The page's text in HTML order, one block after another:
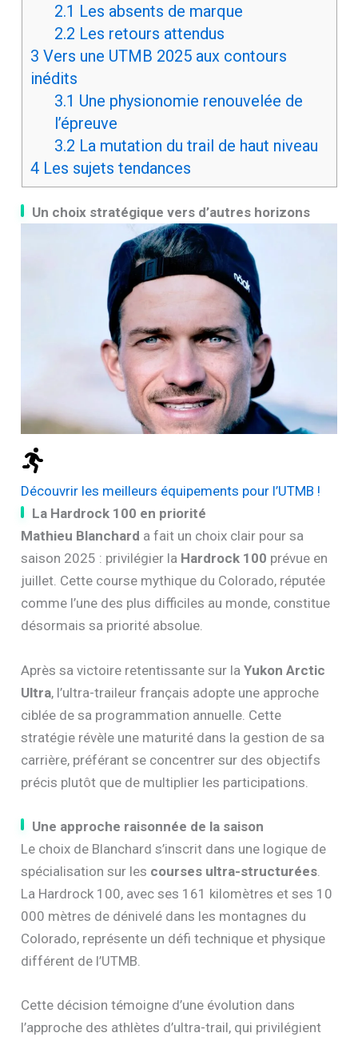
2.1 Les absents de marque
2.2 Les retours attendus
3 Vers une UTMB 2025 aux contours
inédits
3.1 Une physionomie renouvelée de
l’épreuve
3.2 La mutation du trail de haut niveau
4Les sujets tendances
Un choix stratégique vers d’autres horizons
Découvrir les meilleurs équipements pour l’UTMB !
La Hardrock 100 en priorité
Mathieu Blanchard a fait un choix clair pour sa
saison 2025 : privilégier la Hardrock 100 prévue en
juillet. Cette course mythique du Colorado, réputée
comme l’une des plus difficiles au monde, constitue
désormais sa priorité absolue.
Après sa victoire retentissante sur laYukon Arctic
Ultra, l’ultra-traileur français adopte une approche
ciblée de sa programmation annuelle. Cette
stratégie révèle une maturité dans la gestion de sa
carrière, préférant se concentrer sur des objectifs
précis plutôt que de multiplier les participations.
Une approche raisonnée de la saison
Le choix de Blanchard s’inscrit dans une logique de
spécialisation sur les courses ultra-structurées
La Hardrock 100, avec ses 161 kilomètres et ses 10
000 mètres de dénivelé dans les montagnes du
Colorado, représente un défi technique et physique
différent de l’UTMB.
Cette décision témoigne d’une évolution dans
l’approche des athlètes d’ultra-trail, qui privilégient